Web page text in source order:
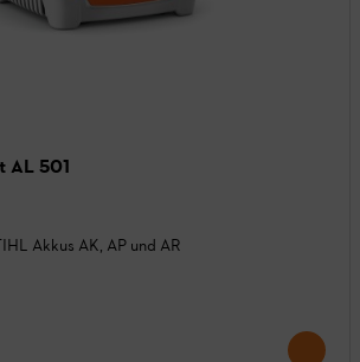
AL 501
Akkus AK, AP und AR